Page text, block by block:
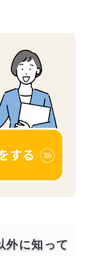
外に知って